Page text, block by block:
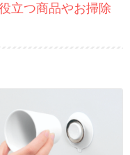
立つ商品やお掃除